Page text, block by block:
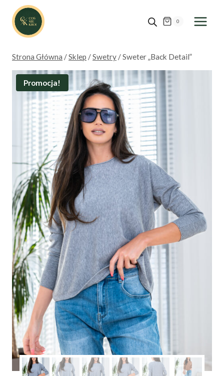
Przejdź
treści
0
Strona Główna /Sklep /Swetry /Sweter „Back Detail”
Promocja!